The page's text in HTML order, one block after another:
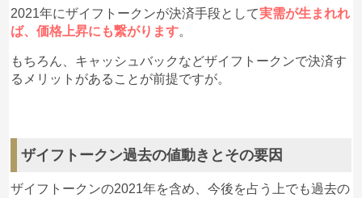
2021年にザイフトークンが決済手段として実需が生まれれ
ば、価格上昇にも繋がります。
もちろん、キャッシュバックなどザイフトークンで決済す
るメリットがあることが前提ですが。
ザイフトークン過去の値動きとその要因
ザイフトークンの2021年を含め、今後を占う上でも過去の